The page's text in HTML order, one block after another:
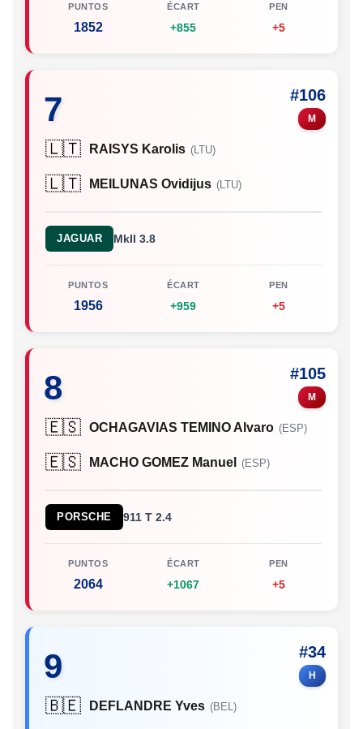
PUNTOS
1852
ÉCART
+855
PEN
+5
7 #106
M
🇱🇹 RAISYS Karolis (LTU)
🇱🇹 MEILUNAS Ovidijus (LTU)
JAGUAR MkII 3.8
PUNTOS
1956
ÉCART
+959
PEN
+5
8 #105
M
🇪🇸 OCHAGAVIAS TEMINO Alvaro (ESP)
🇪🇸 MACHO GOMEZ Manuel (ESP)
PORSCHE 911 T 2.4
PUNTOS
2064
ÉCART
+1067
PEN
+5
9 #34
H
🇧🇪 DEFLANDRE Yves (BEL)